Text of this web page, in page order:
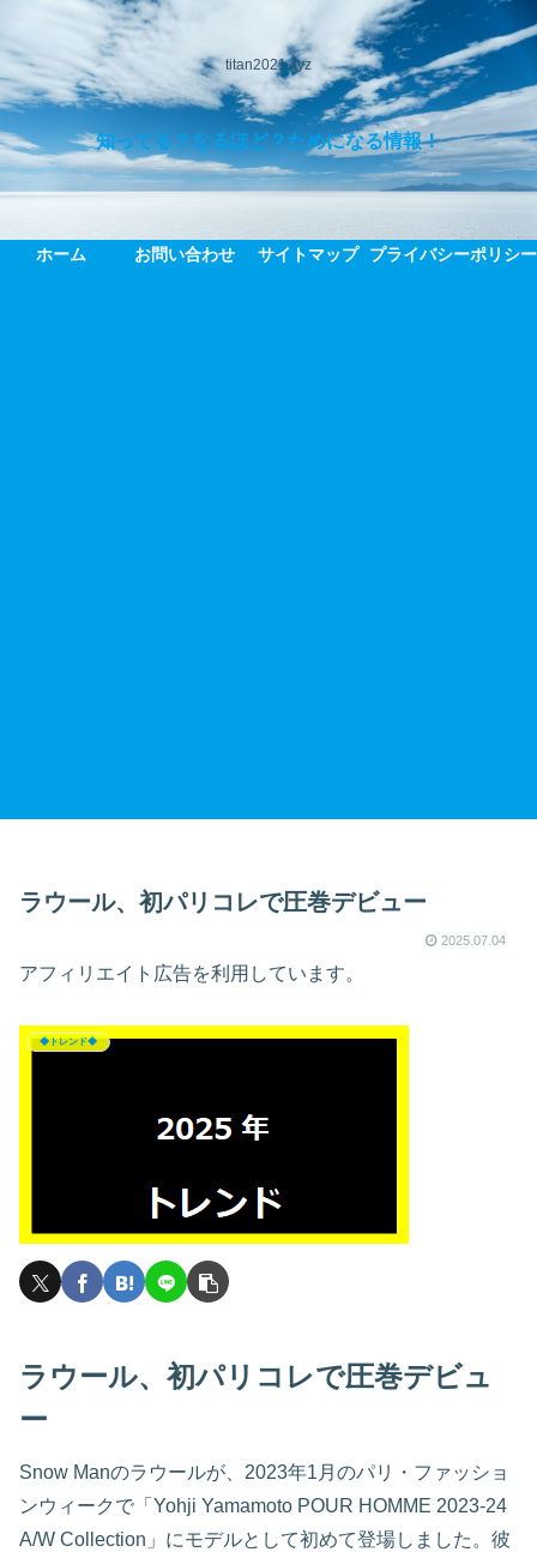
titan2021.xyz
知ってる？なるほど？ためになる情報！
ホーム お問い合わせ サイトマップ プライバシーポリシー
ラウール、初パリコレで圧巻デビュー
2025.07.04
アフィリエイト広告を利用しています。
◆トレンド◆
ラウール、初パリコレで圧巻デビュ
ー
Snow Manのラウールが、2023年1月のパリ・ファッショ
ンウィークで「Yohji Yamamoto POUR HOMME 2023-24
A/W Collection」にモデルとして初めて登場しました。彼